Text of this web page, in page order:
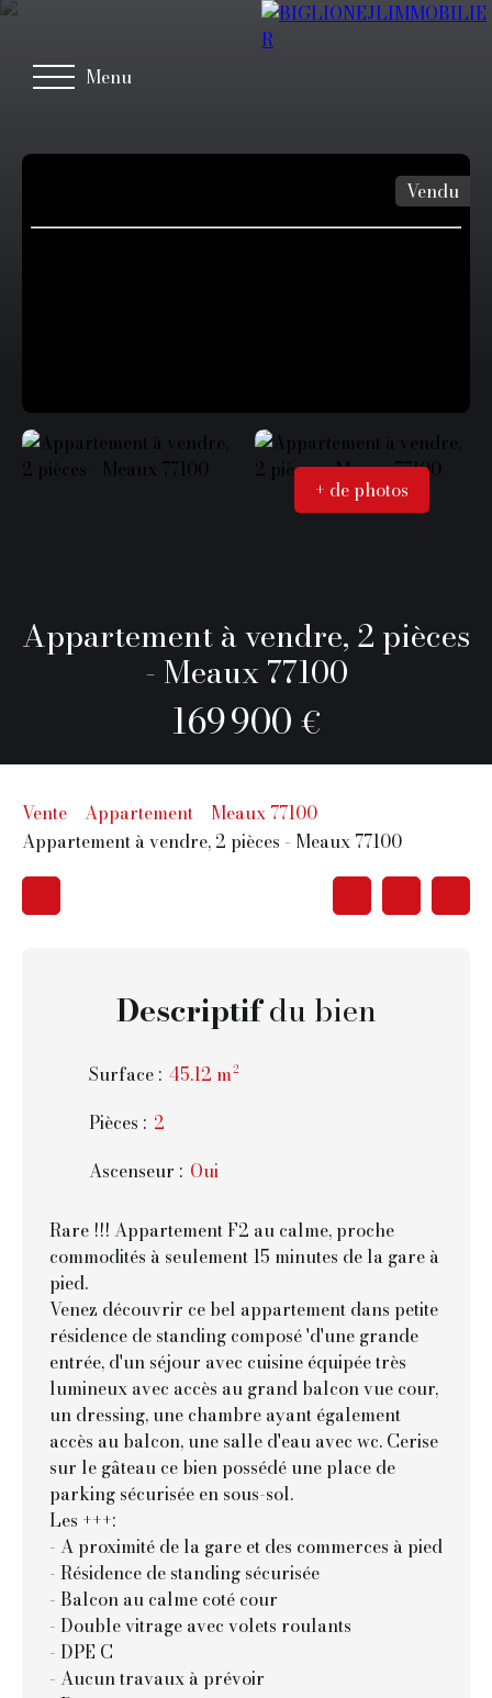
Menu
Vendu
+ de photos
Appartement à vendre, 2 pièces
- Meaux 77100
169 900 €
Vente Appartement
Meaux 77100
Appartement à vendre, 2 pièces - Meaux 77100
Descriptifdu bien
Surface : 45.12 m²
Pièces : 2
Ascenseur : Oui
Rare !!! Appartement F2 au calme, proche
commodités à seulement 15 minutes de la gare à
pied.
Venez découvrir ce bel appartement dans petite
résidence de standing composé 'd'une grande
entrée, d'un séjour avec cuisine équipée très
lumineux avec accès au grand balcon vue cour,
un dressing, une chambre ayant également
accès au balcon, une salle d'eau avec wc. Cerise
sur le gâteau ce bien possédé une place de
parking sécurisée en sous-sol.
Les +++:
- A proximité de la gare et des commerces à pied
- Résidence de standing sécurisée
- Balcon au calme coté cour
- Double vitrage avec volets roulants
- DPE C
- Aucun travaux à prévoir